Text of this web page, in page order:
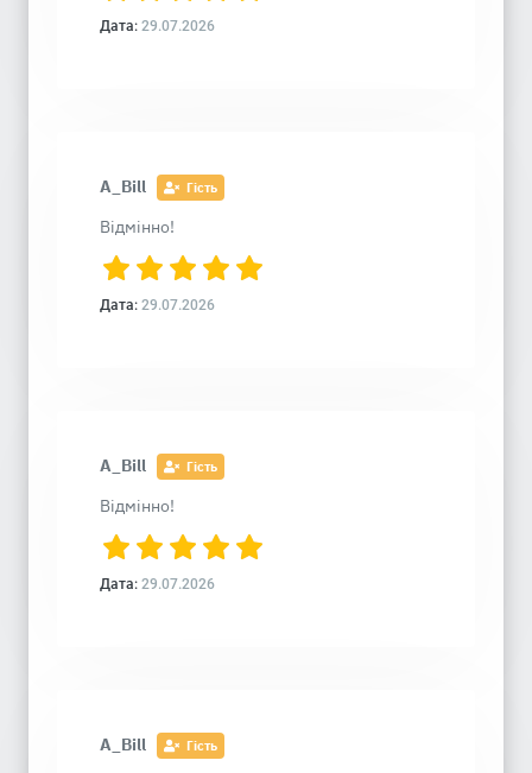
Дата: 29.07.2026
A_Bill Гість
Відмінно!
Дата: 29.07.2026
A_Bill Гість
Відмінно!
Дата: 29.07.2026
A_Bill Гість